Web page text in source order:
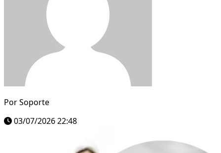
PorSoporte
03/07/2026 22:48